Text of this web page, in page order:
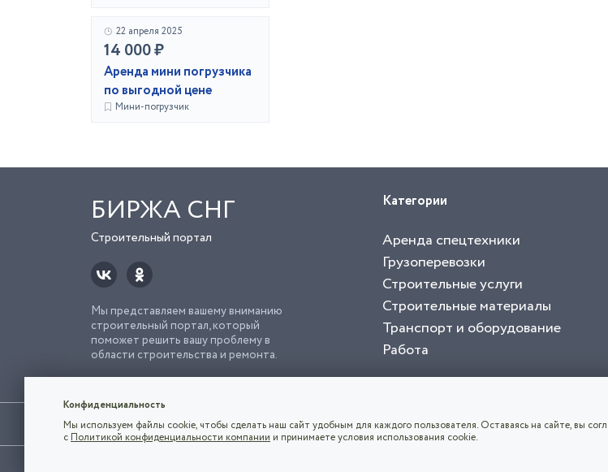
22 апреля 2025
14 000 ₽
Аренда мини погрузчика
по выгодной цене
Мини-погрузчик
БИРЖА СНГ
Строительный портал
Мы представляем вашему вниманию
строительный портал, который
поможет решить вашу проблему в
области строительства и ремонта.
Категории
Аренда спецтехники
Грузоперевозки
Строительные услуги
Строительные материалы
Транспорт и оборудование
Работа
Использование сайта, в том числе подача объявлений, означает согласие с
.
владельца.
Конфиденциальность
Мы используем файлы cookie, чтобы сделать наш сайт удобным для каждого пользователя. Оставаясь на сайте, вы
с Политикой конфиденциальности компании и принимаете условия использования cookie.
СКАЧАТЬ ПРИЛОЖЕНИЕ